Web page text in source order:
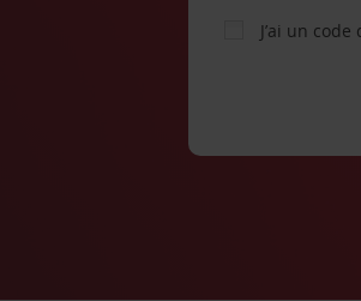
J’ai un